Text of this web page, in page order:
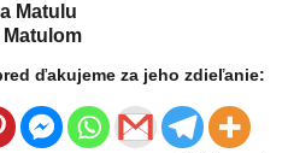
Matulu
ďakujeme za jeho zdieľanie: